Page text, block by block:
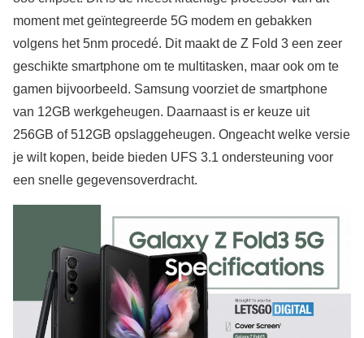
moment met geïntegreerde 5G modem en gebakken
volgens het 5nm procedé. Dit maakt de Z Fold 3 een zeer
geschikte smartphone om te multitasken, maar ook om te
gamen bijvoorbeeld. Samsung voorziet de smartphone
van 12GB werkgeheugen. Daarnaast is er keuze uit
256GB of 512GB opslaggeheugen. Ongeacht welke versie
je wilt kopen, beide bieden UFS 3.1 ondersteuning voor
een snelle gegevensoverdracht.